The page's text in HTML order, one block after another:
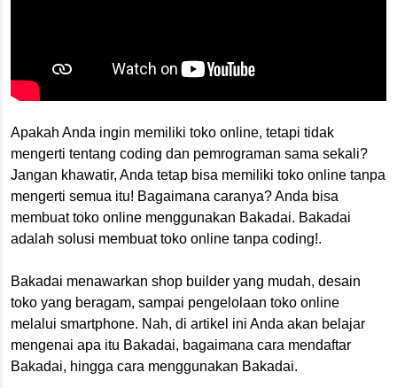
Apakah Anda ingin memiliki toko online, tetapi tidak
mengerti tentang coding dan pemrograman sama sekali?
Jangan khawatir, Anda tetap bisa memiliki toko online tanpa
mengerti semua itu! Bagaimana caranya? Anda bisa
membuat toko online menggunakan Bakadai. Bakadai
adalah solusi membuat toko online tanpa coding!.
Bakadai menawarkan shop builder yang mudah, desain
toko yang beragam, sampai pengelolaan toko online
melalui smartphone. Nah, di artikel ini Anda akan belajar
mengenai apa itu Bakadai, bagaimana cara mendaftar
Bakadai, hingga cara menggunakan Bakadai.